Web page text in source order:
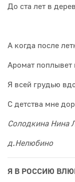
До ста лет в
А когда после
Аромат поплывет
Я всей грудью
С детства мне
Солодкина Нина
д.Нелюбино
Я В РОССИЮ